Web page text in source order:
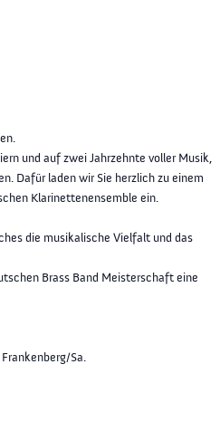
und auf zwei Jahrzehnte voller Musik,
Dafür laden wir Sie herzlich zu einem
Klarinettenensemble ein.
die musikalische Vielfalt und das
Brass Band Meisterschaft eine
Sa.